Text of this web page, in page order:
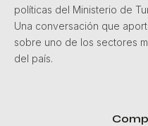
políticas del Ministerio de
Una conversación que
sobre uno de los sectores
del país.